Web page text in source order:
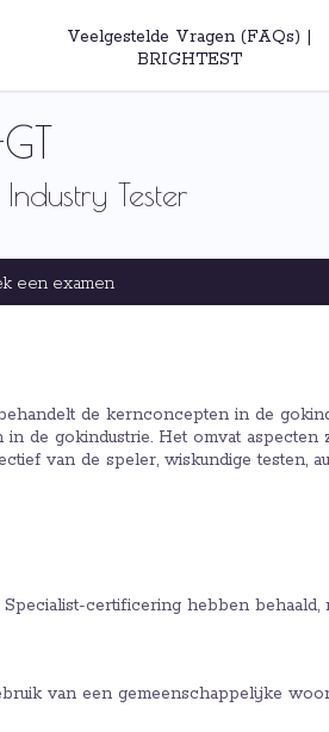
Veelgestelde Vragen (FAQs) |
BRIGHTEST
Tester
een examen
de kernconcepten in de
de gokindustrie. Het omvat aspecten
van de speler, wiskundige testen,
certificering hebben
van een gemeenschappelijke